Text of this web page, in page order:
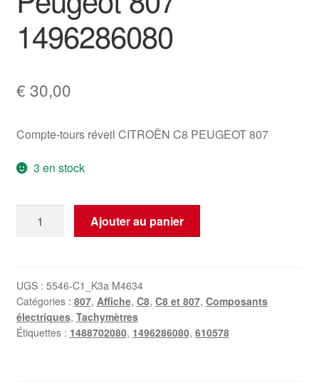
1496286080
€ 30,00
Compte-tours réveil CITROËN C8 PEUGEOT 807
3 en stock
C8
Peugeot
807
1496286080
Ajouter au panier
UGS : 5546-C1_K3a M4634
Catégories : 807, Affiche, C8, C8 et 807, Composants
électriques, Tachymètres
Étiquettes : 1488702080, 1496286080, 610578